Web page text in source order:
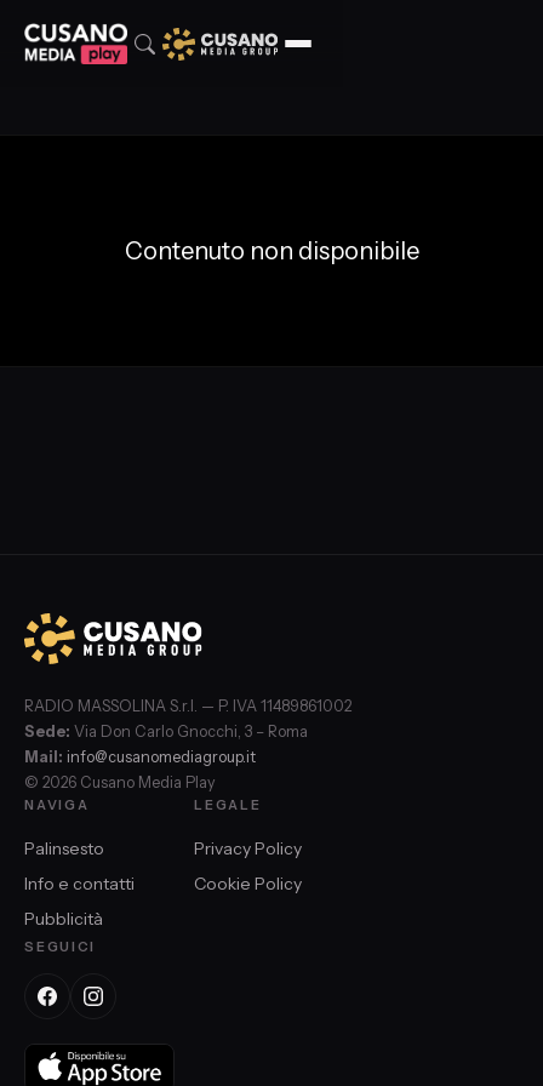
Contenuto non disponibile
RADIO MASSOLINA S.r.l. — P. IVA 11489861002
Sede: Via Don Carlo Gnocchi, 3 – Roma
Mail: info@cusanomediagroup.it
© 2026 Cusano Media Play
NAVIGA
Palinsesto
Info e contatti
Pubblicità
LEGALE
Privacy Policy
Cookie Policy
SEGUICI